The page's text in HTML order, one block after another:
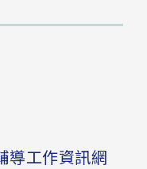
導工作資訊網